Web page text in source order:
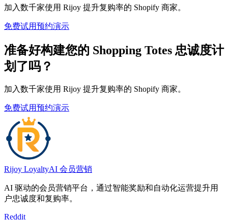
加入数千家使用 Rijoy 提升复购率的 Shopify 商家。
免费试用预约演示
准备好构建您的 Shopping Totes 忠诚度计
划了吗？
加入数千家使用 Rijoy 提升复购率的 Shopify 商家。
免费试用预约演示
Rijoy LoyaltyAI 会员营销
AI 驱动的会员营销平台，通过智能奖励和自动化运营提升用
户忠诚度和复购率。
Reddit